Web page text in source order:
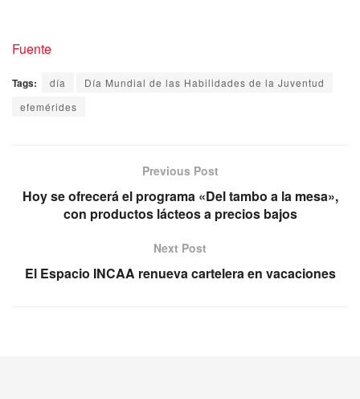
Fuente
Tags: día
Día Mundial de las Habilidades de la Juventud
efemérides
Previous Post
Hoy se ofrecerá el programa «Del tambo a la mesa»,
con productos lácteos a precios bajos
Next Post
El Espacio INCAA renueva cartelera en vacaciones